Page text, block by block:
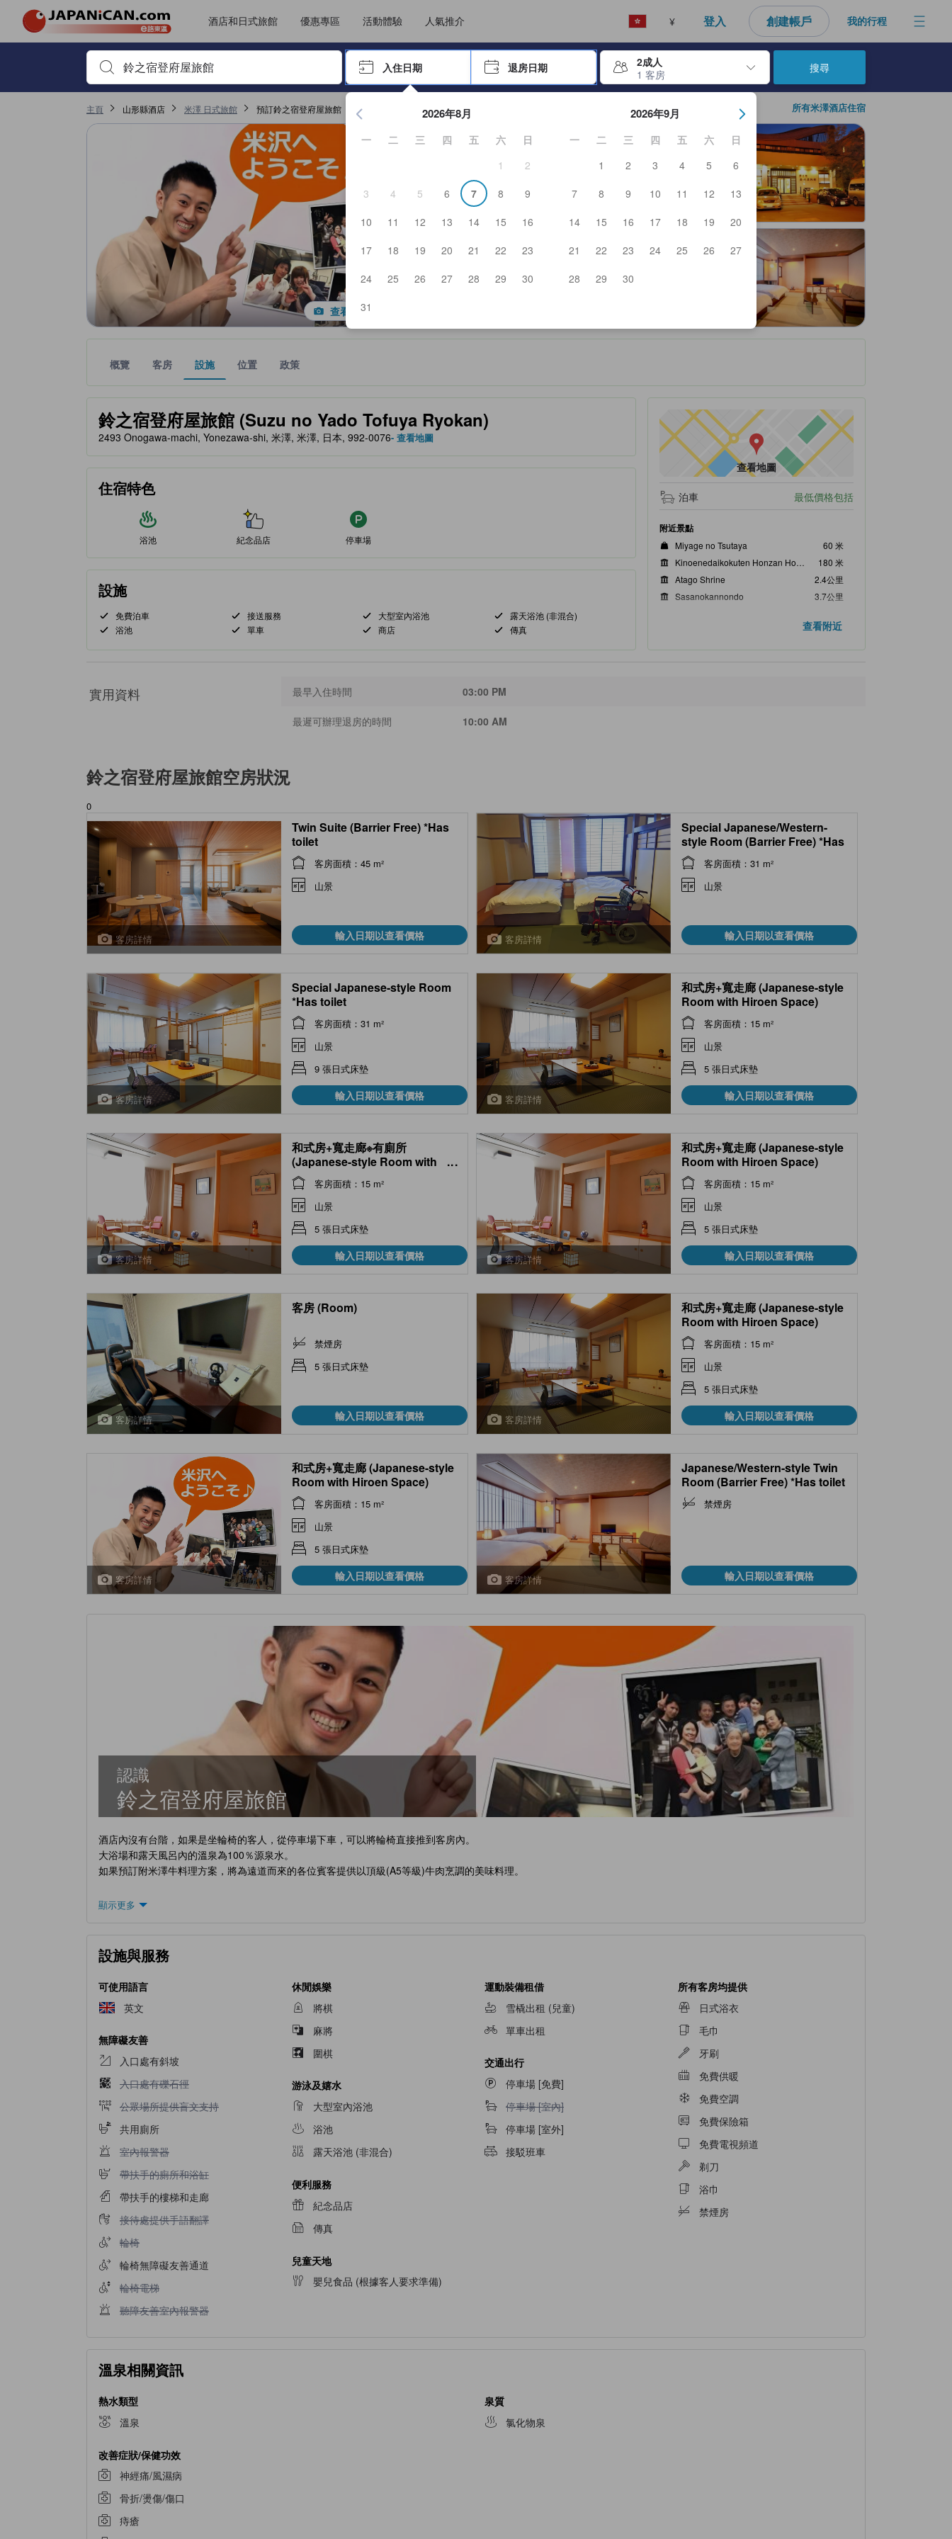
酒店和日式旅館 優惠專區 活動體驗 人氣推介 ¥ 登入 創建帳戶 我的行程
首先輸入住宿名稱或關鍵字搜尋，並使用箭頭鍵或 Tab鍵尋找，再按Enter鍵選擇
入住日期 退房日期
2成人
1 客房
按Enter鍵開始瀏覽日期選擇器，並使用方向鍵瀏覽入住和退房日期。使用Enter鍵選擇日期後，入住日期將會選取。請重覆相同步驟以選
2026年8月
一 二 三 四 五 六
日
1
2
3
4 5 6 7 8
9
10
11 12 13 14 15
16
17
18 19 20 21 22
23
24
25 26 27 28 29
30
31
2026年9月
一 二 三 四 五 六
日
1
2 3 4 5
6
7
8 9 10 11 12
13
14
15 16 17 18 19
20
21
22 23 24 25 26
27
28
29 30
搜尋
主頁 山形縣酒店 米澤 日式旅館 預訂鈴之宿登府屋旅館 所有米澤酒店住宿
查看全部照片
概覽 客房 設施 位置 政策
鈴之宿登府屋旅館 (Suzu no Yado Tofuya Ryokan)
tooltip
金星評級由夥伴網站提供，反映住客對舒適度及設施服務等的預期。
2493 Onogawa-machi, Yonezawa-shi, 米澤, 米澤, 日本, 992-0076- 查看地圖
住宿特色
浴池 紀念品店 停車場
設施
免費泊車 接送服務 大型室內浴池
露天浴池 (非混合)
浴池
單車 商店 傳真
查看地圖
泊車 最低價格包括
附近景點
Miyage no Tsutaya
60 米
Kinoenedaikokuten Honzan Hoju-ji Temple
180 米
Atago Shrine
2.4公里
Sasanokannondo
3.7公里
查看附近
實用資料 最早入住時間 03:00 PM
最遲可辦理退房的時間 10:00 AM
鈴之宿登府屋旅館空房狀況
0
客房詳情
Twin Suite (Barrier Free) *Has
toilet
客房面積：45 m²
山景
輸入日期以查看價格 客房詳情
Special Japanese/Western-
style Room (Barrier Free) *Has
toilet 客房面積：31 m²
山景
輸入日期以查看價格
客房詳情
Special Japanese-style Room
*Has toilet
客房面積：31 m²
山景
9 張日式床墊
輸入日期以查看價格 客房詳情
和式房+寬走廊 (Japanese-style
Room with Hiroen Space)
客房面積：15 m²
山景
5 張日式床墊
輸入日期以查看價格
客房詳情
和式房+寬走廊※有廁所
(Japanese-style Room with
Hiroen Space *Has toilet)
...
客房面積：15 m²
山景
5 張日式床墊
輸入日期以查看價格 客房詳情
和式房+寬走廊 (Japanese-style
Room with Hiroen Space)
客房面積：15 m²
山景
5 張日式床墊
輸入日期以查看價格
客房詳情
客房 (Room)
禁煙房
5 張日式床墊
輸入日期以查看價格 客房詳情
和式房+寬走廊 (Japanese-style
Room with Hiroen Space)
客房面積：15 m²
山景
5 張日式床墊
輸入日期以查看價格
客房詳情
和式房+寬走廊 (Japanese-style
Room with Hiroen Space)
客房面積：15 m²
山景
5 張日式床墊
輸入日期以查看價格 客房詳情
Japanese/Western-style Twin
Room (Barrier Free) *Has toilet
禁煙房
輸入日期以查看價格
認識
鈴之宿登府屋旅館
酒店內沒有台階，如果是坐輪椅的客人，從停車場下車，可以將輪椅直接推到客房內。
大浴場和露天風呂內的溫泉為100％源泉水。
如果預訂附米澤牛料理方案，將為遠道而來的各位賓客提供以頂級(A5等級)牛肉烹調的美味料理。
顯示更多
設施與服務
可使用語言
英文
無障礙友善
入口處有斜坡
入口處有礫石徑不適用
入口處有礫石徑
公眾場所提供盲文支持不適用
公眾場所提供盲文支持
共用廁所
室內報警器不適用
室內報警器
帶扶手的廁所和浴缸不適用
帶扶手的廁所和浴缸
帶扶手的樓梯和走廊
接待處提供手語翻譯不適用
接待處提供手語翻譯
輪椅不適用
輪椅
輪椅無障礙友善通道
輪椅電梯不適用
輪椅電梯
聽障友善室內報警器不適用
聽障友善室內報警器
休閒娛樂
將棋
麻將
圍棋
游泳及嬉水
大型室內浴池
浴池
露天浴池 (非混合)
便利服務
紀念品店
傳真
兒童天地
嬰兒食品 (根據客人要求準備)
運動裝備租借
雪橇出租 (兒童)
單車出租
交通出行
停車場 [免費]
停車場 [室內]不適用
停車場 [室內]
停車場 [室外]
接駁班車
所有客房均提供
日式浴衣
毛巾
牙刷
免費供暖
免費空調
免費保險箱
免費電視頻道
剃刀
浴巾
禁煙房
溫泉相關資訊
熱水類型
溫泉
改善症狀/保健功效
神經痛/風濕病
骨折/燙傷/傷口
痔瘡
泉質
氯化物泉